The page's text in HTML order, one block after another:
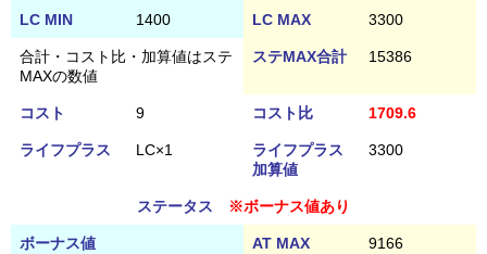
LC MIN 1400 LC MAX 3300
合計・コスト比・加算値はステ
MAXの数値
ステMAX合計 15386
コスト 9 コスト比 1709.6
ライフプラス LC×1
ライフプラス
加算値
3300
ステータス ※ボーナス値あり
ボーナス値 AT MAX 9166